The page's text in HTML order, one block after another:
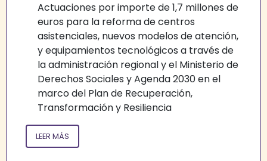
Actuaciones por importe de 1,7 millones de
euros para la reforma de centros
asistenciales, nuevos modelos de atención,
y equipamientos tecnológicos a través de
la administración regional y el Ministerio de
Derechos Sociales y Agenda 2030 en el
marco del Plan de Recuperación,
Transformación y Resiliencia
LEER MÁS